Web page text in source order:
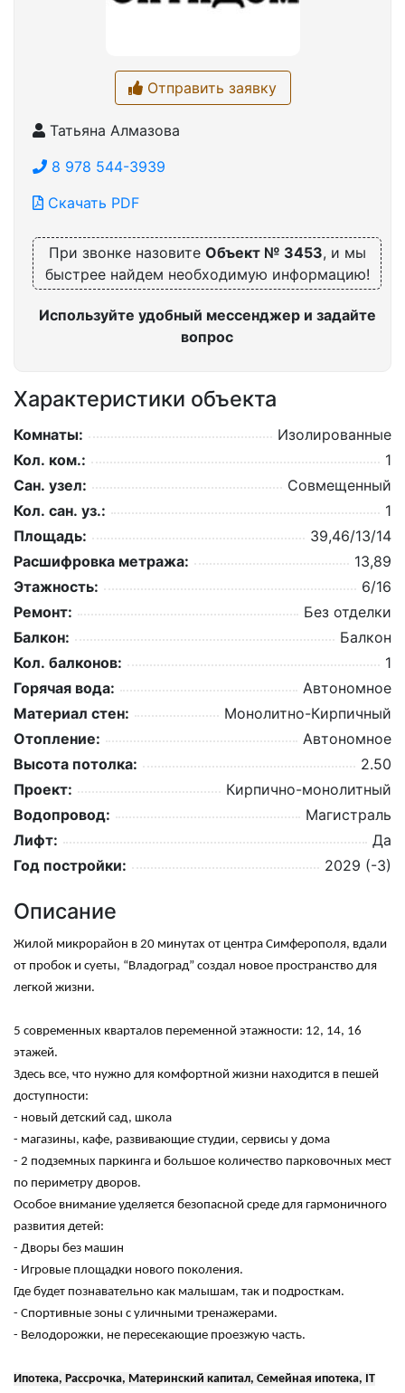
Отправить заявку
Татьяна Алмазова
8 978 544-3939
Скачать PDF
При звонке назовите Объект № 3453, и мы
быстрее найдем необходимую информацию!
Используйте удобный мессенджер и задайте
вопрос
Характеристики объекта
Комнаты:
Изолированные
Кол. ком.:
1
Сан. узел:
Совмещенный
Кол. сан. уз.:
1
Площадь:
39,46/13/14
Расшифровка метража:
13,89
Этажность:
6/16
Ремонт:
Без отделки
Балкон:
Балкон
Кол. балконов:
1
Горячая вода:
Автономное
Материал стен:
Монолитно-Кирпичный
Отопление:
Автономное
Высота потолка:
2.50
Проект:
Кирпично-монолитный
Водопровод:
Магистраль
Лифт:
Да
Год постройки:
2029 (-3)
Описание
Жилой микрорайон в 20 минутах от центра Симферополя, вдали
от пробок и суеты, “Владоград” создал новое пространство для
легкой жизни.
5 современных кварталов переменной этажности: 12, 14, 16
этажей.
Здесь все, что нужно для комфортной жизни находится в пешей
доступности:
- новый детский сад, школа
- магазины, кафе, развивающие студии, сервисы у дома
- 2 подземных паркинга и большое количество парковочных мест
по периметру дворов.
Особое внимание уделяется безопасной среде для гармоничного
развития детей:
- Дворы без машин
- Игровые площадки нового поколения.
Где будет познавательно как малышам, так и подросткам.
- Спортивные зоны с уличными тренажерами.
- Велодорожки, не пересекающие проезжую часть.
Ипотека, Рассрочка, Материнский капитал, Семейная ипотека, IT